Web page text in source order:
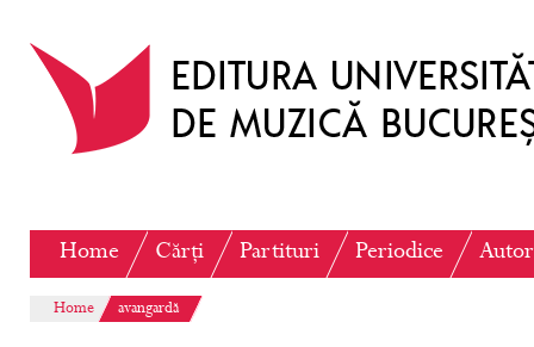
Home Cărți Partituri Periodice
Home avangardă